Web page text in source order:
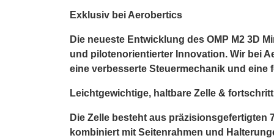
Exklusiv bei Aerobertics
Die neueste Entwicklung des OMP M2 3D
und pilotenorientierter Innovation. Wir bei
eine verbesserte Steuermechanik und
Leichtgewichtige, haltbare Zelle &
Die Zelle besteht aus
kombiniert mit Seitenrahmen und